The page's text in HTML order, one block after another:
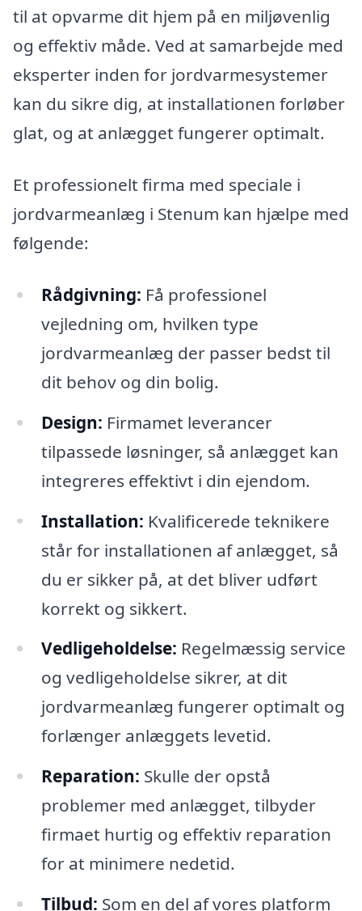
til at opvarme dit hjem på en miljøvenlig
og effektiv måde. Ved at samarbejde med
eksperter inden for jordvarmesystemer
kan du sikre dig, at installationen forløber
glat, og at anlægget fungerer optimalt.
Et professionelt firma med speciale i
jordvarmeanlæg i Stenum kan hjælpe med
følgende:
Rådgivning: Få professionel
vejledning om, hvilken type
jordvarmeanlæg der passer bedst til
dit behov og din bolig.
Design: Firmamet leverancer
tilpassede løsninger, så anlægget kan
integreres effektivt i din ejendom.
Installation: Kvalificerede teknikere
står for installationen af anlægget, så
du er sikker på, at det bliver udført
korrekt og sikkert.
Vedligeholdelse: Regelmæssig service
og vedligeholdelse sikrer, at dit
jordvarmeanlæg fungerer optimalt og
forlænger anlæggets levetid.
Reparation: Skulle der opstå
problemer med anlægget, tilbyder
firmaet hurtig og effektiv reparation
for at minimere nedetid.
Tilbud: Som en del af vores platform